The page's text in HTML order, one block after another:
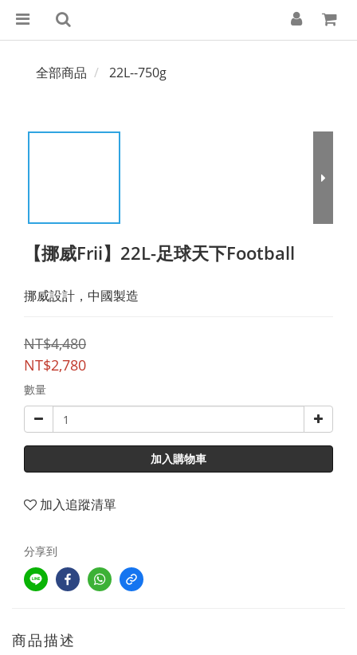
全部商品 22L--750g
【挪威Frii】22L-足球天下Football
挪威設計，中國製造
NT$4,480
NT$2,780
數量
加入購物車
加入追蹤清單
分享到
商品描述